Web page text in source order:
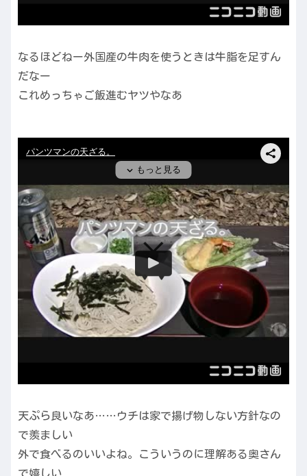
なるほどねー外国産の牛肉を使うときは牛脂を足すん
だなー
これめっちゃご飯進むヤツやなあ
天ぷら良いなあ……ウチは家で揚げ物しない方針なの
で羨ましい
外で食べるのいいよね。こういうのに理解ある奥さん
で嬉しい